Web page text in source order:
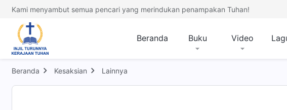
Kami menyambut semua pencari yang merindukan penampakan Tuhan!
Beranda Buku Video
Beranda Kesaksian Lainnya